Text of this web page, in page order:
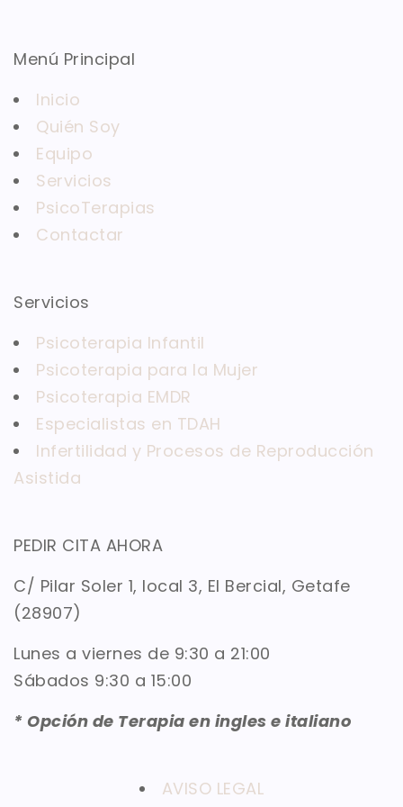
Menú Principal
Inicio
Quién Soy
Equipo
Servicios
PsicoTerapias
Contactar
Servicios
Psicoterapia Infantil
Psicoterapia para la Mujer
Psicoterapia EMDR
Especialistas en TDAH
Infertilidad y Procesos de Reproducción
Asistida
PEDIR CITA AHORA
C/ Pilar Soler 1, local 3, El Bercial, Getafe
(28907)
Lunes a viernes de 9:30 a 21:00
Sábados 9:30 a 15:00
* Opción de Terapia en ingles e italiano
AVISO LEGAL